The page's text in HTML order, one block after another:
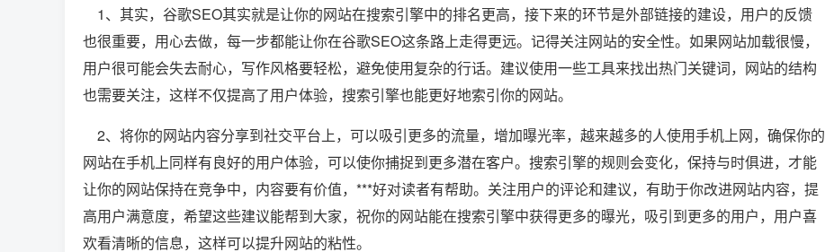
1、其实，谷歌SEO其实就是让你的网站在搜索引擎中的排名更高，接下来的环节是外部链接的建设，用户的反馈
也很重要，用心去做，每一步都能让你在谷歌SEO这条路上走得更远。记得关注网站的安全性。如果网站加载很慢，
用户很可能会失去耐心，写作风格要轻松，避免使用复杂的行话。建议使用一些工具来找出热门关键词，网站的结构
也需要关注，这样不仅提高了用户体验，搜索引擎也能更好地索引你的网站。
2、将你的网站内容分享到社交平台上，可以吸引更多的流量，增加曝光率，越来越多的人使用手机上网，确保你的
网站在手机上同样有良好的用户体验，可以使你捕捉到更多潜在客户。搜索引擎的规则会变化，保持与时俱进，才能
让你的网站保持在竞争中，内容要有价值，***好对读者有帮助。关注用户的评论和建议，有助于你改进网站内容，提
高用户满意度，希望这些建议能帮到大家，祝你的网站能在搜索引擎中获得更多的曝光，吸引到更多的用户，用户喜
欢看清晰的信息，这样可以提升网站的粘性。